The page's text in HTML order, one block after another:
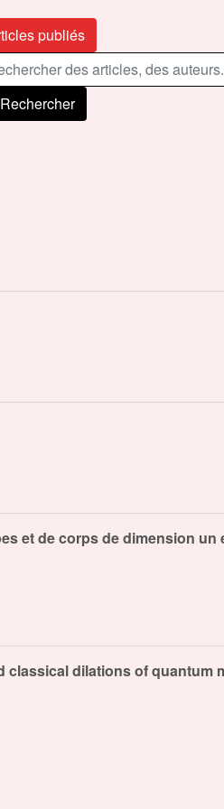
publiés
Rechercher
et de corps de dimension un
dilations of quantum